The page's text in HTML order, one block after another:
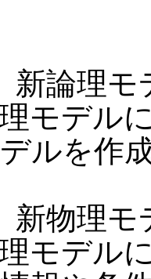
新論理モ
モデル
ルを作
新物理モ
モデル